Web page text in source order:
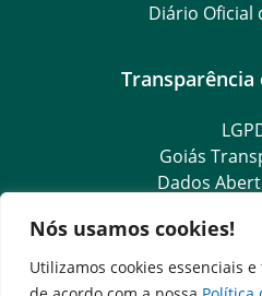
Nós usamos cookies!
Utilizamos cookies essenciais
Diário Oficial
Goiás
Dados
e-SIC – Serviço Eletrônico
Ouvidoria
Ouvidoria